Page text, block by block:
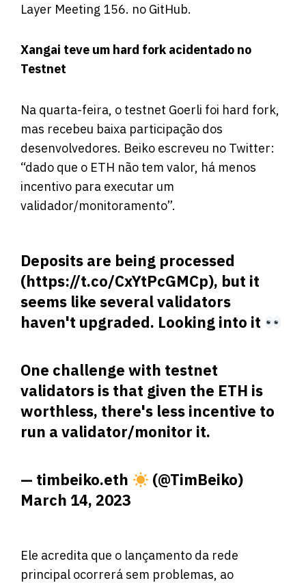
Layer Meeting 156. no GitHub.
Xangai teve um hard fork acidentado no
Testnet
Na quarta-feira, o testnet Goerli foi hard fork,
mas recebeu baixa participação dos
desenvolvedores. Beiko escreveu no Twitter:
“dado que o ETH não tem valor, há menos
incentivo para executar um
validador/monitoramento”.
Deposits are being processed
(https://t.co/CxYtPcGMCp), but it
seems like several validators
haven't upgraded. Looking into it
One challenge with testnet
validators is that given the ETH is
worthless, there's less incentive to
run a validator/monitor it.
— timbeiko.eth
(@TimBeiko)
March 14, 2023
Ele acredita que o lançamento da rede
principal ocorrerá sem problemas, ao